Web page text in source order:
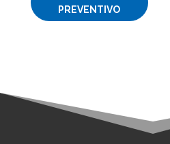
era:
è:
PREVENTIVO